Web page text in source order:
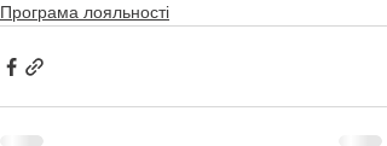
Програма лояльності